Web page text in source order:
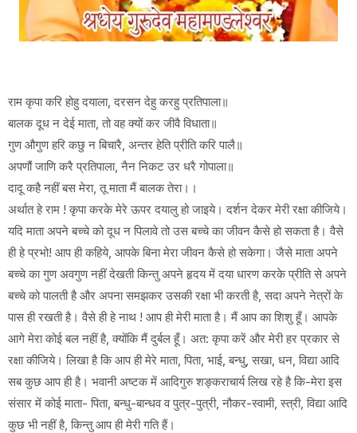
राम कृपा करि होहु दयाला, दरसन देहु करहु प्रतिपाला॥
बालक दूध न देई माता, तो वह क्यों कर जीवै विधाता॥
गुण औगुण हरि कछु न बिचारै, अन्तर हेति प्रीति करि पालै॥
अपणौं जाणि करै प्रतिपाला, नैन निकट उर धरै गोपाला॥
दादू कहै नहीं बस मेरा, तू माता मैं बालक तेरा।।
अर्थात हे राम ! कृपा करके मेरे ऊपर दयालु हो जाइये। दर्शन देकर मेरी रक्षा कीजिये।
यदि माता अपने बच्चे को दूध न पिलावे तो उस बच्चे का जीवन कैसे हो सकता है। वैसे
ही हे प्रभो! आप ही कहिये, आपके बिना मेरा जीवन कैसे हो सकेगा। जैसे माता अपने
बच्चे का गुण अवगुण नहीं देखती किन्तु अपने हृदय में दया धारण करके प्रीति से अपने
बच्चे को पालती है और अपना समझकर उसकी रक्षा भी करती है, सदा अपने नेत्रों के
पास ही रखती है। वैसे ही हे नाथ ! आप ही मेरी माता है। मैं आप का शिशु हूँ। आपके
आगे मेरा कोई बल नहीं है, क्योंकि मैं दुर्बल हूँ। अत: कृपा करें और मेरी हर प्रकार से
रक्षा कीजिये। लिखा है कि आप ही मेरे माता, पिता, भाई, बन्धु, सखा, धन, विद्या आदि
सब कुछ आप ही है। भवानी अष्टक में आदिगुरु शङ्कराचार्य लिख रहे है कि-मेरा इस
संसार में कोई माता- पिता, बन्धु-बान्धव व पुत्र-पुत्री, नौकर-स्वामी, स्त्री, विद्या आदि
कुछ भी नहीं है, किन्तु आप ही मेरी गति हैं।